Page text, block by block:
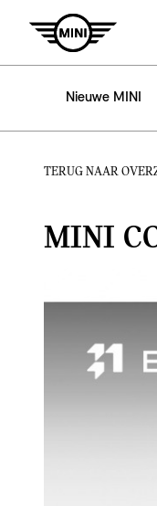
Nieuwe MINI
TERUG NAAR
MINI